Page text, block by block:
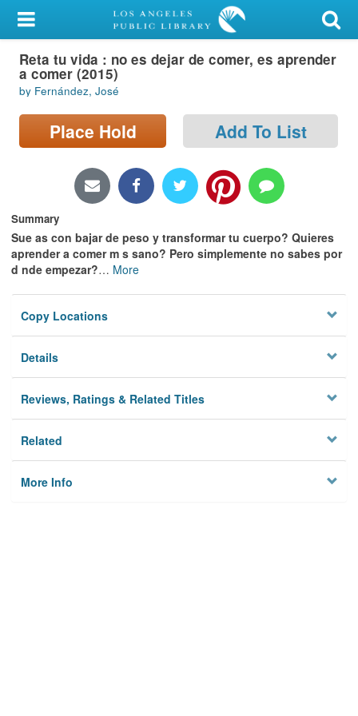
My Account
Library Card
Sign In
Search
Locations/Hours (external
Privacy
Reta tu vida : no es dejar de comer, es aprender
a comer (2015)
by Fernández, José
Place Hold Add To List
Summary
Sue as con bajar de peso y transformar tu cuerpo? Quieres
aprender a comer m s sano? Pero simplemente no sabes por
d nde empezar?… More
Copy Locations
Details
Reviews, Ratings & Related Titles
Related
More Info